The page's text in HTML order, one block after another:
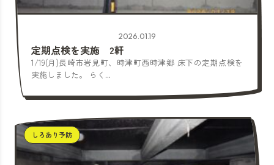
2026.01.19
定期点検を実施 2軒
1/19(月)長崎市岩見町、時津町西時津郷 床下の定期点検を
実施しました。 らく...
しろあり予防